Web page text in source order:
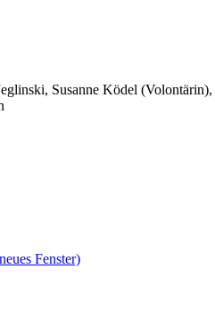
Susanne Ködel (Volontärin),
Fenster)